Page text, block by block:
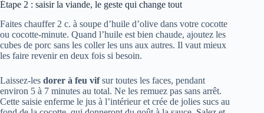
Étape 2 : saisir la viande, le geste qui change tout
Faites chauffer 2 c. à soupe d’huile d’olive dans votre cocotte
ou cocotte-minute. Quand l’huile est bien chaude, ajoutez les
cubes de porc sans les coller les uns aux autres. Il vaut mieux
les faire revenir en deux fois si besoin.
Laissez-les dorer à feu vifsur toutes les faces, pendant
environ 5 à 7 minutes au total. Ne les remuez pas sans arrêt.
Cette saisie enferme le jus à l’intérieur et crée de jolies sucs au